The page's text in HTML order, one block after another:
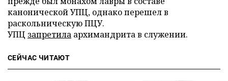
канонической УПЦ, однако перешел в
раскольническую ПЦУ.
УПЦ запретила архимандрита в служении.
СЕЙЧАС ЧИТАЮТ